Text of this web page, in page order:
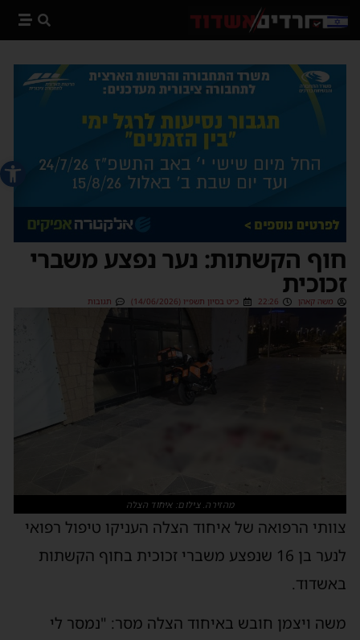
פתח
חוף הקשתות: נער נפצע משברי
זכוכית
משה קאהן 22:26 כ״ט בסיון תשפ״ו (14/06/2026) תגובות
מהזירה. צילום: איחוד הצלה
צוותי הרפואה של איחוד הצלה העניקו טיפול רפואי
לנער בן 16 שנפצע משברי זכוכית בחוף הקשתות
באשדוד.
משה ויצמן חובש באיחוד הצלה מסר: "נמסר לי